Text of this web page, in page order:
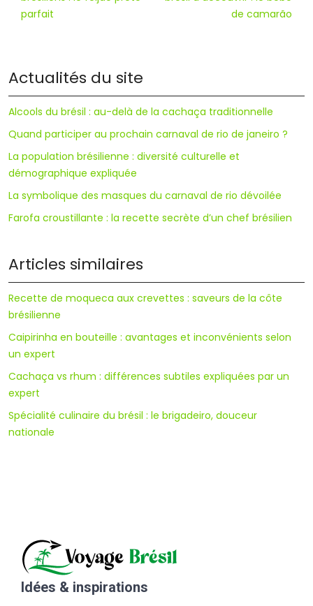
parfait
de camarão
Actualités du site
Alcools du brésil : au-delà de la cachaça traditionnelle
Quand participer au prochain carnaval de rio de janeiro ?
La population brésilienne : diversité culturelle et
démographique expliquée
La symbolique des masques du carnaval de rio dévoilée
Farofa croustillante : la recette secrète d’un chef brésilien
Articles similaires
Recette de moqueca aux crevettes : saveurs de la côte
brésilienne
Caipirinha en bouteille : avantages et inconvénients selon
un expert
Cachaça vs rhum : différences subtiles expliquées par un
expert
Spécialité culinaire du brésil : le brigadeiro, douceur
nationale
Idées & inspirations